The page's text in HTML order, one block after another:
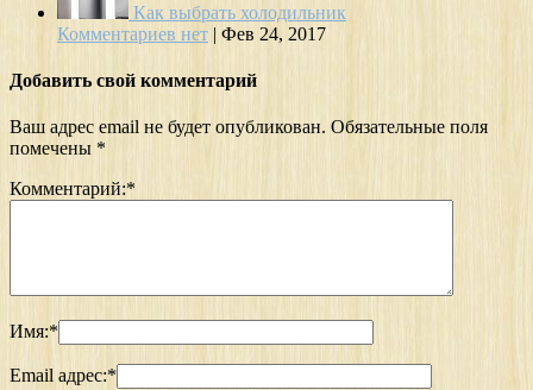
Как выбрать холодильник
Комментариев нет | Фев 24, 2017
Добавить свой комментарий
Ваш адрес email не будет опубликован. Обязательные поля
помечены *
Комментарий:*
Имя:*
Email адрес:*